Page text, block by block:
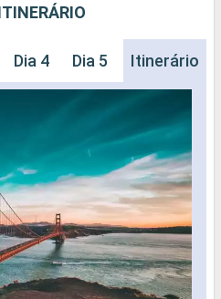
Dia 4 Dia 5 Dia 6 Dia
Itinerário